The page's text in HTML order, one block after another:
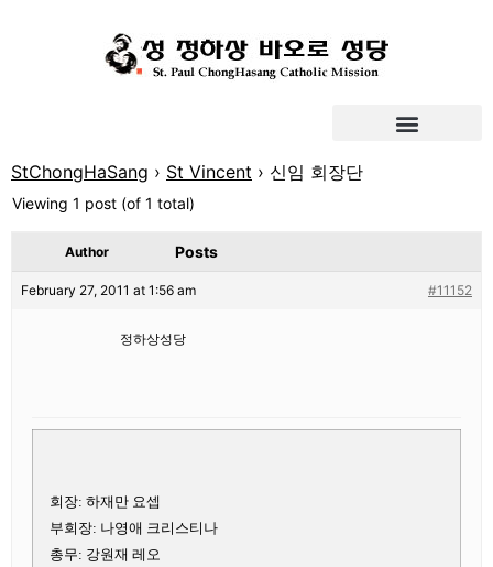
StChongHaSang › St Vincent › 신임 회장단
Viewing 1 post (of 1 total)
Author Posts
February 27, 2011 at 1:56 am #11152
정하상성당
회장: 하재만 요셉
부회장: 나영애 크리스티나
총무: 강원재 레오